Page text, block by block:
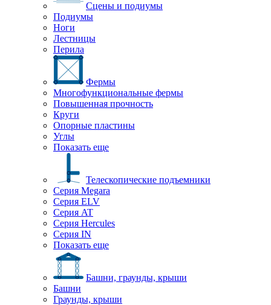
Сцены и подиумы
Подиумы
Ноги
Лестницы
Перила
Фермы
Многофункциональные фермы
Повышенная прочность
Круги
Опорные пластины
Углы
Показать еще
Телескопические подъемники
Серия Megara
Серия ELV
Серия AT
Серия Hercules
Серия IN
Показать еще
Башни, граунды, крыши
Башни
Граунды, крыши